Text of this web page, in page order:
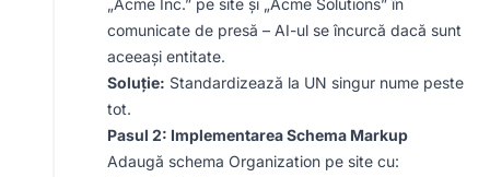
„Acme Inc.” pe site și „Acme Solutions” în
comunicate de presă – AI-ul se încurcă dacă sunt
aceeași entitate.
Soluție: Standardizează la UN singur nume peste
tot.
Pasul 2: Implementarea Schema Markup
Adaugă schema Organization pe site cu: